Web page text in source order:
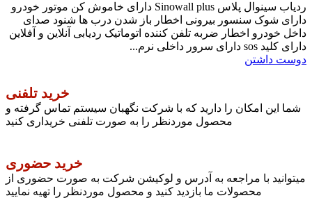
ردیاب سینوال پلاس Sinowall plus دارای خاموش کن موتور خودرو
دارای شوک سنسور بیرونی اخطار باز شدن درب ها شنود صدای
داخل خودرو اخطار ضربه تلفن کننده اتوماتیک ردیابی آنلاین و آفلاین
دارای کلید sos دارای سرور داخلی نرم...
دوست داشتن
خرید تلفنی
شما این امکان را دارید که با شرکت نگهبان سیستم تماس گرفته و
محصول موردنظر را به صورت تلفنی خریداری کنید
خرید حضوری
میتوانید با مراجعه به آدرس و لوکیشن شرکت به صورت حضوری از
محصولات ما بازدید کنید و محصول موردنظر را تهیه نمایید